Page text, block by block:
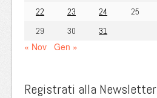
22
23 24 25
29
30 31
« Nov Gen »
Registrati alla Newsletter